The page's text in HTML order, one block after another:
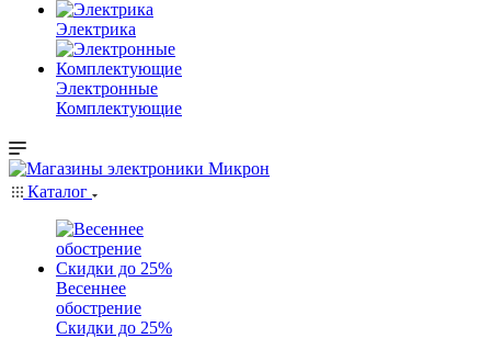
Электрика
Электронные
Комплектующие
Каталог
Весеннее
обострение
Скидки до 25%